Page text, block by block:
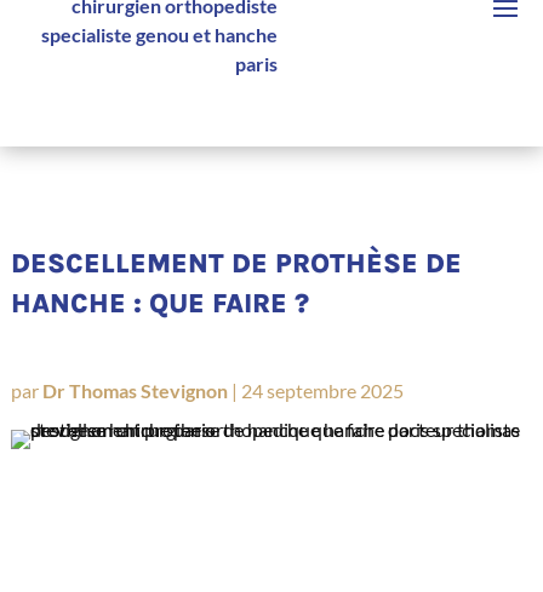
DESCELLEMENT DE PROTHÈSE DE
HANCHE : QUE FAIRE ?
par Dr Thomas Stevignon| 24 septembre 2025